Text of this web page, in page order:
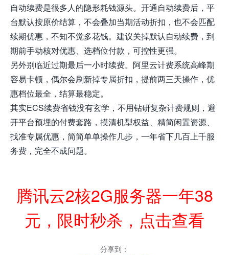
自动续费是很多人的隐形耗钱源头。开通自动续费后，平
台默认按原价结算，不会叠加当期活动折扣，也不会匹配
续期优惠，不知不觉多花钱。建议关掉默认自动续费，到
期前手动核对优惠、选档位付款，可控性更强。
另外别临近过期最后一小时续费。阿里云计费系统高峰期
容易卡顿，偶尔会刷新掉专属折扣，提前两三天操作，优
惠档位最全，结算最稳定。
其实ECS续费省钱没有玄学，不用钻研复杂计费规则，避
开平台预埋的付费套路，摸清机型权益、精简闲置资源、
找准专属优惠，简简单单操作几步，一年省下几百上千服
务费，完全不成问题。
腾讯云2核2G服务器一年38
元，限时秒杀，点击查看
分享到：